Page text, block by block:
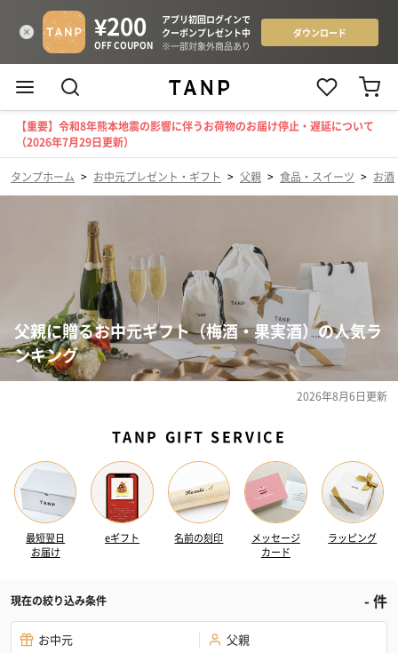
【重要】令和8年熊本地震の影響に伴うお荷物のお届け停止・遅延について
（2026年7月29日更新）
タンプホーム > お中元プレゼント・ギフト > 父親 > 食品・スイーツ > お酒
父親に贈るお中元ギフト（梅酒・果実酒）の人気ラ
ンキング
2026年8月6日更新
TANP GIFT SERVICE
最短翌日
お届け
eギフト 名前の刻印
メッセージ
カード
ラッピング
現在の絞り込み条件 -件
お中元 父親